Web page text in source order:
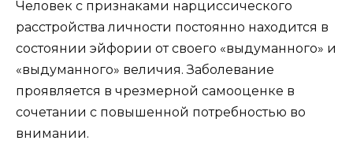
Человек с признаками нарциссического
расстройства личности постоянно находится в
состоянии эйфории от своего «выдуманного» и
«выдуманного» величия. Заболевание
проявляется в чрезмерной самооценке в
сочетании с повышенной потребностью во
внимании.